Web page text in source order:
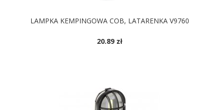
LAMPKA KEMPINGOWA COB, LATARENKA V9760
20.89 zł